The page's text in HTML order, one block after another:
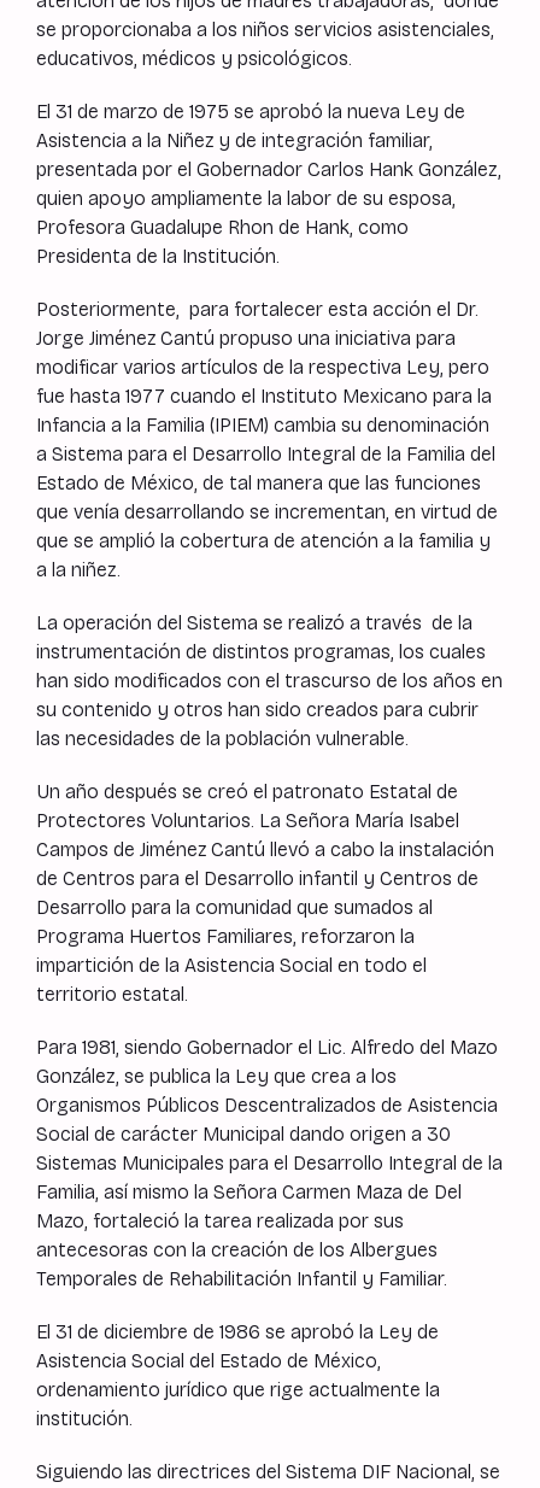
se proporcionaba a los niños servicios asistenciales,
educativos, médicos y psicológicos.
El 31 de marzo de 1975 se aprobó la nueva Ley de
Asistencia a la Niñez y de integración familiar,
presentada por el Gobernador Carlos Hank González,
quien apoyo ampliamente la labor de su esposa,
Profesora Guadalupe Rhon de Hank, como
Presidenta de la Institución.
Posteriormente, para fortalecer esta acción el Dr.
Jorge Jiménez Cantú propuso una iniciativa para
modificar varios artículos de la respectiva Ley, pero
fue hasta 1977 cuando el Instituto Mexicano para la
Infancia a la Familia (IPIEM) cambia su denominación
a Sistema para el Desarrollo Integral de la Familia del
Estado de México, de tal manera que las funciones
que venía desarrollando se incrementan, en virtud de
que se amplió la cobertura de atención a la familia y
a la niñez.
La operación del Sistema se realizó a través de la
instrumentación de distintos programas, los cuales
han sido modificados con el trascurso de los años en
su contenido y otros han sido creados para cubrir
las necesidades de la población vulnerable.
Un año después se creó el patronato Estatal de
Protectores Voluntarios. La Señora María Isabel
Campos de Jiménez Cantú llevó a cabo la instalación
de Centros para el Desarrollo infantil y Centros de
Desarrollo para la comunidad que sumados al
Programa Huertos Familiares, reforzaron la
impartición de la Asistencia Social en todo el
territorio estatal.
Para 1981, siendo Gobernador el Lic. Alfredo del Mazo
González, se publica la Ley que crea a los
Organismos Públicos Descentralizados de Asistencia
Social de carácter Municipal dando origen a 30
Sistemas Municipales para el Desarrollo Integral de la
Familia, así mismo la Señora Carmen Maza de Del
Mazo, fortaleció la tarea realizada por sus
antecesoras con la creación de los Albergues
Temporales de Rehabilitación Infantil y Familiar.
El 31 de diciembre de 1986 se aprobó la Ley de
Asistencia Social del Estado de México,
ordenamiento jurídico que rige actualmente la
institución.
Siguiendo las directrices del Sistema DIF Nacional, se